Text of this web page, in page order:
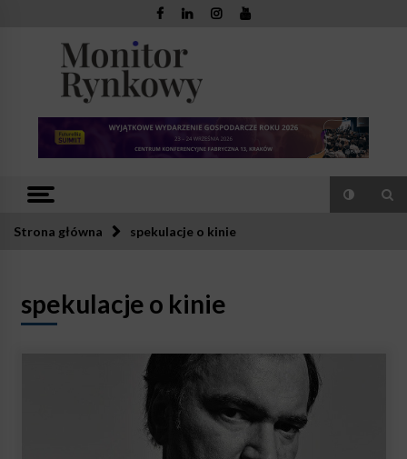
Monitor
Rynkowy
Strona główna spekulacje o kinie
spekulacje o kinie